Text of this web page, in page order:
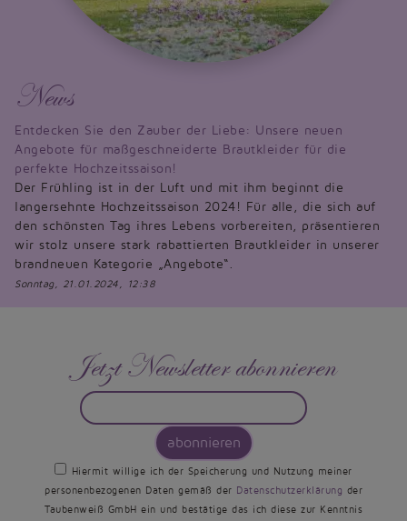
News
Entdecken Sie den Zauber der Liebe: Unsere neuen
Angebote für maßgeschneiderte Brautkleider für die
perfekte Hochzeitssaison!
Der Frühling ist in der Luft und mit ihm beginnt die
langersehnte Hochzeitssaison 2024! Für alle, die sich auf
den schönsten Tag ihres Lebens vorbereiten, präsentieren
wir stolz unsere stark rabattierten Brautkleider in unserer
brandneuen Kategorie „Angebote“.
Sonntag, 21.01.2024, 12:38
Jetzt Newsletter abonnieren
abonnieren
Hiermit willige ich der Speicherung und Nutzung meiner
personenbezogenen Daten gemäß der Datenschutzerklärung der
Taubenweiß GmbH ein und bestätige das ich diese zur Kenntnis